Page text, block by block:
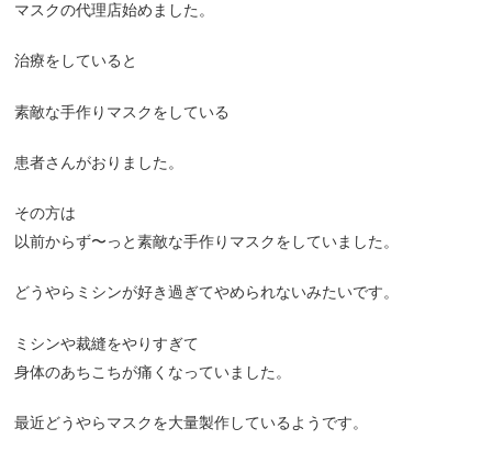
マスクの代理店始めました。
治療をしていると
素敵な手作りマスクをしている
患者さんがおりました。
その方は
以前からず〜っと素敵な手作りマスクをしていました。
どうやらミシンが好き過ぎてやめられないみたいです。
ミシンや裁縫をやりすぎて
身体のあちこちが痛くなっていました。
最近どうやらマスクを大量製作しているようです。